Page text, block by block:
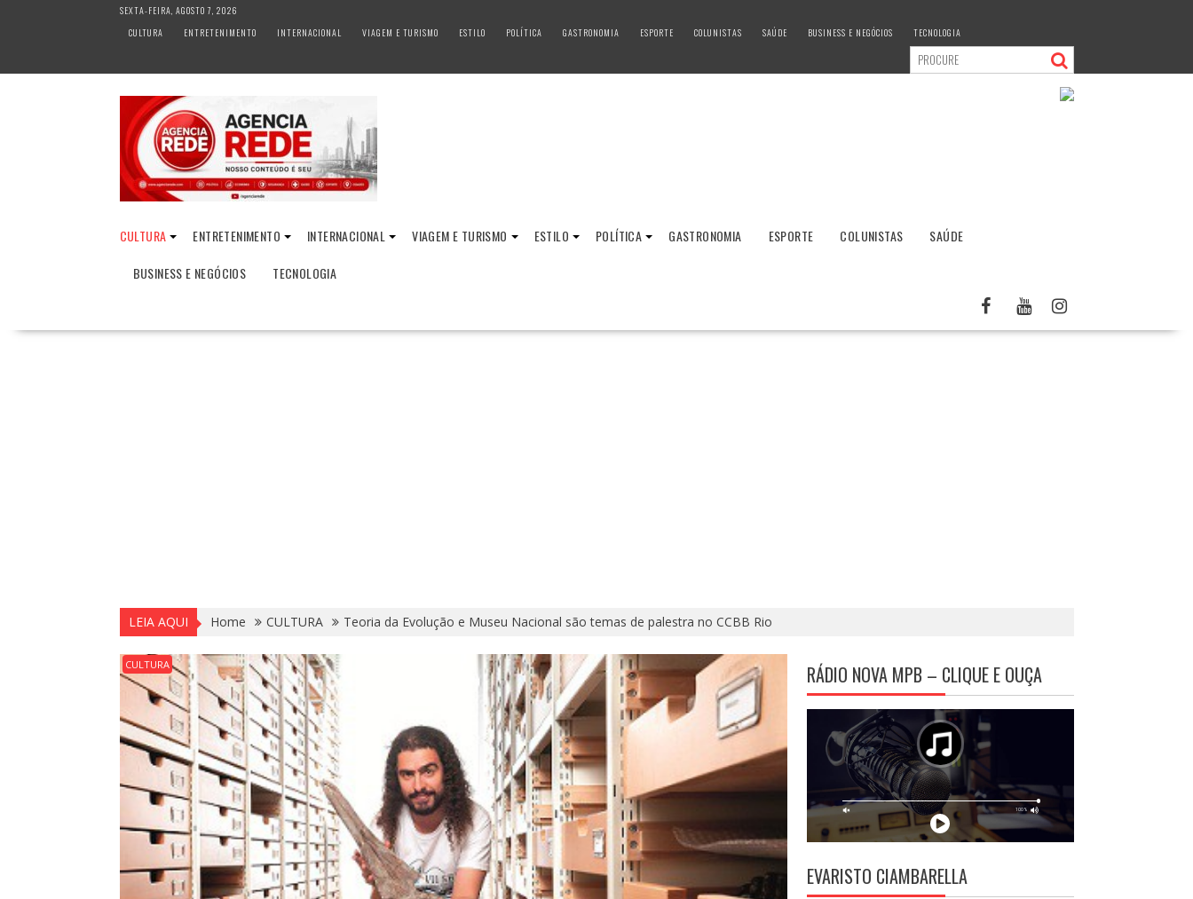
SEXTA-FEIRA, AGOSTO 7, 2026
CULTURA
ENTRETENIMENTO INTERNACIONAL VIAGEM E TURISMO ESTILO POLÍTICA GASTRONOMIA ESPORTE COLUNISTAS SAÚDE BUSINESS E NEGÓCIOS TECNOLOGIA
CULTURA ENTRETENIMENTO INTERNACIONAL VIAGEM E TURISMO ESTILO POLÍTICA GASTRONOMIA ESPORTE COLUNISTAS
SAÚDE
BUSINESS E NEGÓCIOS
TECNOLOGIA
LEIA AQUI Home CULTURA Teoria da Evolução e Museu Nacional são temas de palestra no CCBB Rio
CULTURA RÁDIO NOVA MPB – CLIQUE E OUÇA
EVARISTO CIAMBARELLA